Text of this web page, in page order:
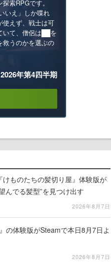
索RPGです。
いえ」しか喋れ
使えず、戦士は可
いて、僧侶は██を
救うのかを選ぶの
年第4四半期
けものたちの髪切り屋』体験版が
んでる髪型”を見つけ出す
2026年8月7日
の体験版がSteamで本日8月7日よ
2026年8月7日